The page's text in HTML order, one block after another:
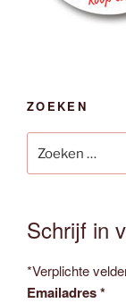
ZOEKEN
naar:
Schrijf in
*Verplichte
Emailadres*